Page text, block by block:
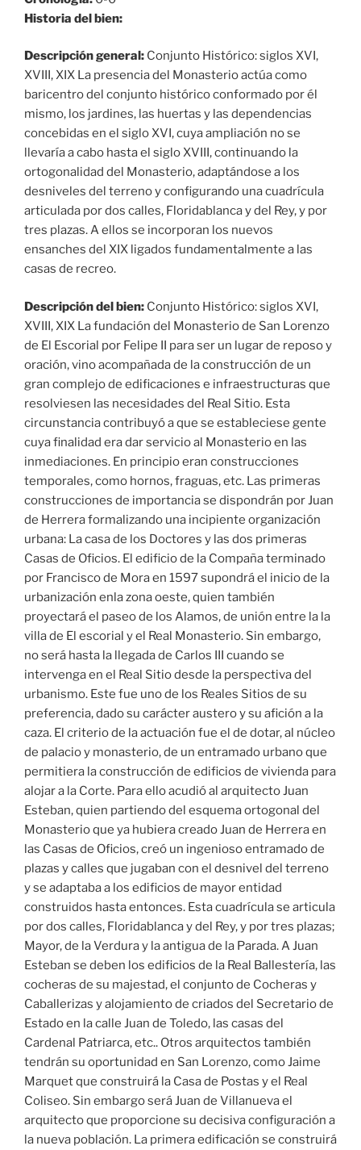
Historia del bien:
Descripción general: Conjunto Histórico: siglos XVI,
XVIII, XIX La presencia del Monasterio actúa como
baricentro del conjunto histórico conformado por él
mismo, los jardines, las huertas y las dependencias
concebidas en el siglo XVI, cuya ampliación no se
llevaría a cabo hasta el siglo XVIII, continuando la
ortogonalidad del Monasterio, adaptándose a los
desniveles del terreno y configurando una cuadrícula
articulada por dos calles, Floridablanca y del Rey, y por
tres plazas. A ellos se incorporan los nuevos
ensanches del XIX ligados fundamentalmente a las
casas de recreo.
Descripción del bien: Conjunto Histórico: siglos XVI,
XVIII, XIX La fundación del Monasterio de San Lorenzo
de El Escorial por Felipe II para ser un lugar de reposo y
oración, vino acompañada de la construcción de un
gran complejo de edificaciones e infraestructuras que
resolviesen las necesidades del Real Sitio. Esta
circunstancia contribuyó a que se estableciese gente
cuya finalidad era dar servicio al Monasterio en las
inmediaciones. En principio eran construcciones
temporales, como hornos, fraguas, etc. Las primeras
construcciones de importancia se dispondrán por Juan
de Herrera formalizando una incipiente organización
urbana: La casa de los Doctores y las dos primeras
Casas de Oficios. El edificio de la Compaña terminado
por Francisco de Mora en 1597 supondrá el inicio de la
urbanización enla zona oeste, quien también
proyectará el paseo de los Alamos, de unión entre la la
villa de El escorial y el Real Monasterio. Sin embargo,
no será hasta la llegada de Carlos III cuando se
intervenga en el Real Sitio desde la perspectiva del
urbanismo. Este fue uno de los Reales Sitios de su
preferencia, dado su carácter austero y su afición a la
caza. El criterio de la actuación fue el de dotar, al núcleo
de palacio y monasterio, de un entramado urbano que
permitiera la construcción de edificios de vivienda para
alojar a la Corte. Para ello acudió al arquitecto Juan
Esteban, quien partiendo del esquema ortogonal del
Monasterio que ya hubiera creado Juan de Herrera en
las Casas de Oficios, creó un ingenioso entramado de
plazas y calles que jugaban con el desnivel del terreno
y se adaptaba a los edificios de mayor entidad
construidos hasta entonces. Esta cuadrícula se articula
por dos calles, Floridablanca y del Rey, y por tres plazas;
Mayor, de la Verdura y la antigua de la Parada. A Juan
Esteban se deben los edificios de la Real Ballestería, las
cocheras de su majestad, el conjunto de Cocheras y
Caballerizas y alojamiento de criados del Secretario de
Estado en la calle Juan de Toledo, las casas del
Cardenal Patriarca, etc.. Otros arquitectos también
tendrán su oportunidad en San Lorenzo, como Jaime
Marquet que construirá la Casa de Postas y el Real
Coliseo. Sin embargo será Juan de Villanueva el
arquitecto que proporcione su decisiva configuración a
la nueva población. La primera edificación se construirá